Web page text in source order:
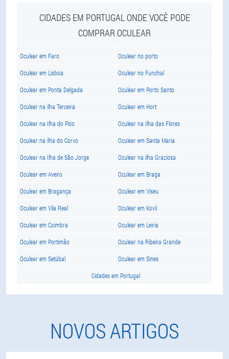
CIDADES EM PORTUGAL ONDE VOCÊ PODE
COMPRAR OCULEAR
Oculear em Faro Oculear no porto
Oculear em Lisboa Oculear no Funchal
Oculear em Ponta Delgada Oculear em Porto Santo
Oculear na ilha Terceira Oculear em Hort
Oculear na Ilha do Pico Oculear na Ilha das Flores
Oculear na ilha do Corvo Oculear em Santa Maria
Oculear na Ilha de São Jorge Oculear na ilha Graziosa
Oculear em Aveiro Oculear em Braga
Oculear em Bragança Oculear em Viseu
Oculear em Vila Real Oculear em Kovil
Oculear em Coimbra Oculear em Leiria
Oculear em Portimão Oculear na Ribeira Grande
Oculear em Setúbal Oculear em Sines
Cidades em Portugal
NOVOS ARTIGOS